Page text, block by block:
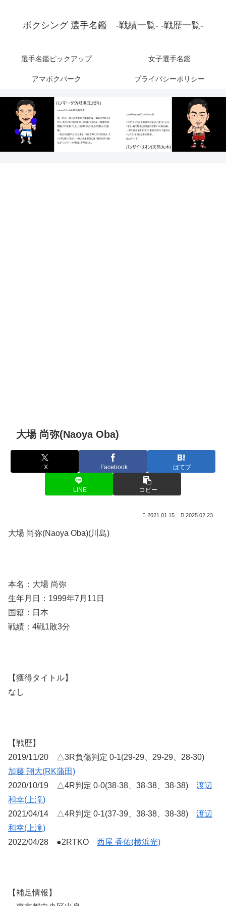
ボクシング 選手名鑑 -戦績一覧- -戦歴一覧-
選手名鑑ピックアップ 女子選手名鑑
アマボクパーク プライバシーポリシー
大場 尚弥(Naoya Oba)
X Facebook はてブ
LINE コピー
2021.01.15 2025.02.23
大場 尚弥(Naoya Oba)(川島)
本名：大場 尚弥
生年月日：1999年7月11日
国籍：日本
戦績：4戦1敗3分
【獲得タイトル】
なし
【戦歴】
2019/11/20 △3R負傷判定 0-1(29-29、29-29、28-30)
加藤 翔大(RK蒲田)
2020/10/19 △4R判定 0-0(38-38、38-38、38-38) 渡辺
和幸(上滝)
2021/04/14 △4R判定 0-1(37-39、38-38、38-38) 渡辺
和幸(上滝)
2022/04/28 ●2RTKO 西屋 香佑(横浜光)
【補足情報】